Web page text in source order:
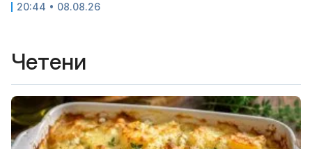
20:44 • 08.08.26
Четени